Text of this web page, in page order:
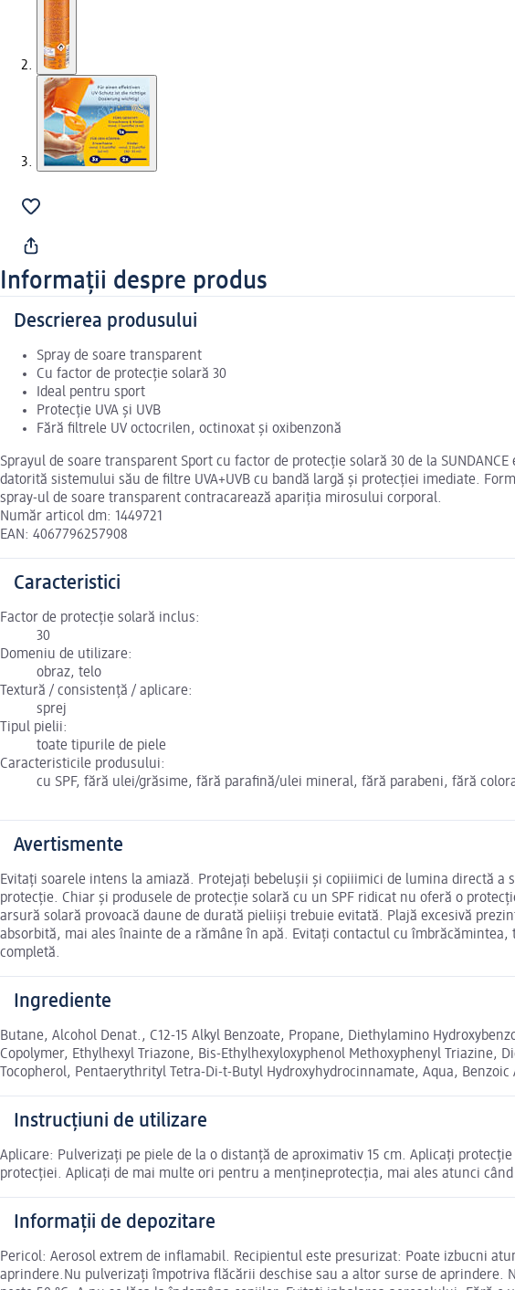
Informații despre produs
Descrierea produsului
Spray de soare transparent
Cu factor de protecție solară 30
Ideal pentru sport
Protecție UVA și UVB
Fără filtrele UV octocrilen, octinoxat și oxibenzonă
Sprayul de soare transparent Sport cu factor de protecție solară 30 de la
datorită sistemului său de filtre UVA+UVB cu bandă largă și protecției imediate.
spray-ul de soare transparent contracarează apariția mirosului corporal.
Număr articol dm: 1449721
EAN: 4067796257908
Caracteristici
Factor de protecție solară inclus:
30
Domeniu de utilizare:
obraz, telo
Textură / consistență / aplicare:
sprej
Tipul pielii:
toate tipurile de piele
Caracteristicile produsului:
cu SPF, fără ulei/grăsime, fără parafină/ulei mineral, fără parabeni, fără
Avertismente
Evitați soarele intens la amiază. Protejați bebelușii și copiiimici de lumina directă
protecție. Chiar și produsele de protecție solară cu un SPF ridicat nu oferă o
arsură solară provoacă daune de durată pieliiși trebuie evitată. Plajă excesivă
absorbită, mai ales înainte de a rămâne în apă. Evitați contactul cu
completă.
Ingrediente
Butane, Alcohol Denat., C12-15 Alkyl Benzoate, Propane, Diethylamino
Copolymer, Ethylhexyl Triazone, Bis-Ethylhexyloxyphenol Methoxyphenyl
Tocopherol, Pentaerythrityl Tetra-Di-t-Butyl Hydroxyhydrocinnamate, Aqua,
Instrucțiuni de utilizare
Aplicare: Pulverizați pe piele de la o distanță de aproximativ 15 cm. Aplicați
protecției. Aplicați de mai multe ori pentru a mențineprotecția, mai ales atunci
Informații de depozitare
Pericol: Aerosol extrem de inflamabil. Recipientul este presurizat: Poate izbucni
aprindere.Nu pulverizați împotriva flăcării deschise sau a altor surse de